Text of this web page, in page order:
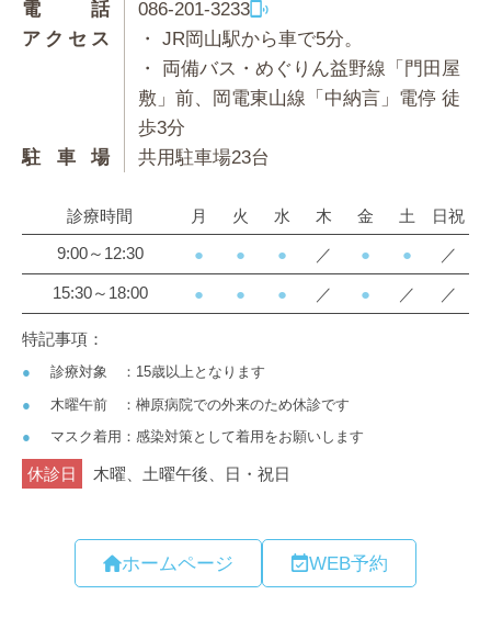
電話
086-201-3233
アクセス
・ JR岡山駅から車で5分。
・ 両備バス・めぐりん益野線「門田屋
敷」前、岡電東山線「中納言」電停 徒
歩3分
駐車場
共用駐車場23台
ホームページ WEB予約